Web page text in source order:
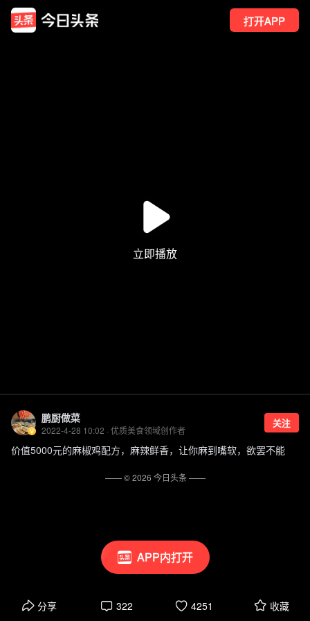
打开APP
APP内打开
鹏厨做菜
2022-4-28 10:02 · 优质美食领域创作者
关注
价值5000元的麻椒鸡配方，麻辣鲜香，让你麻到嘴软，欲罢不能
分享 322 4251 收藏
—— ©2026 今日头条——